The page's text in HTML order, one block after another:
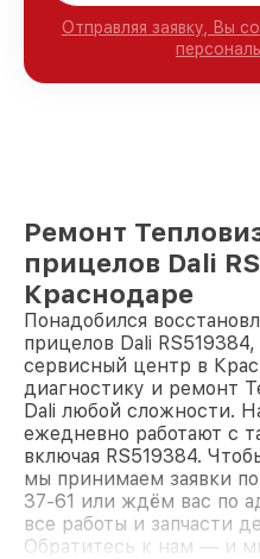
Отправляя заявку, Вы
Ремонт
прицелов Dali
Краснодаре
Понадобился
прицелов Dali
сервисный центр в
диагностику и ремонт
Dali любой сложности.
ежедневно работают с
включая RS519384.
мы принимаем заявки
37-61 или ждём вас по
все работы и запчасти
Обратитесь к нам — и